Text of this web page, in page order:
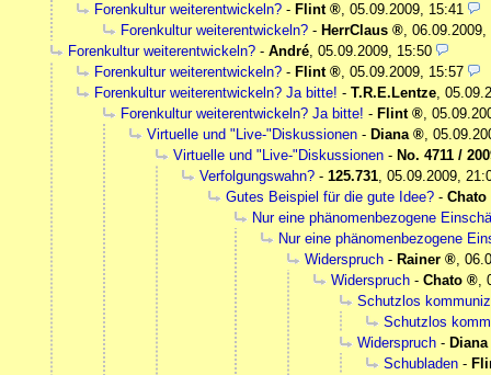
Forenkultur weiterentwickeln? - Flint , 05.09.2009, 15:41
Forenkultur weiterentwickeln? - HerrClaus , 06.09.2009,
Forenkultur weiterentwickeln? - André, 05.09.2009, 15:50
Forenkultur weiterentwickeln? - Flint , 05.09.2009, 15:57
Forenkultur weiterentwickeln? Ja bitte! - T.R.E.Lentze,
Forenkultur weiterentwickeln? Ja bitte! - Flint ,
Virtuelle und "Live-"Diskussionen - Diana ,
Virtuelle und "Live-"Diskussionen - No. 4711 /
Verfolgungswahn? - 125.731, 05.09.2009,
Gutes Beispiel für die gute Idee? - Chato
Nur eine phänomenbezogene
Nur eine phänomenbezogene
Widerspruch - Rainer ,
Widerspruch - Chato ,
Schutzlos
Schutzlos
Widerspruch - Diana
Schubladen -